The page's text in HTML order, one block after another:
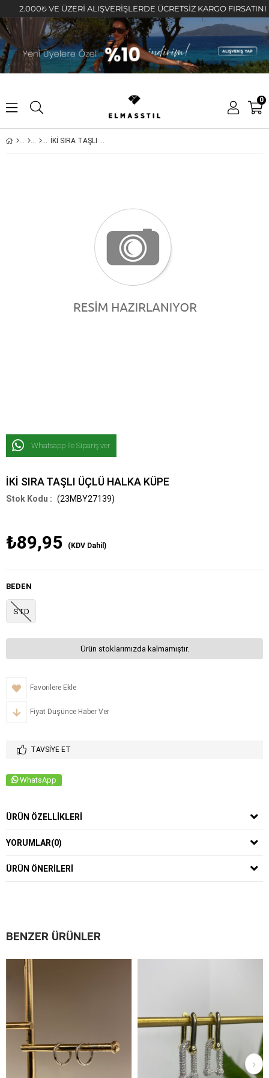
2.000₺ VE ÜZERİ ALIŞVERİŞLERDE ÜCRETSİZ KARGO FIRSATINI
0
İKİ SIRA TAŞLI ÜÇLÜ HALKA KÜPE
Whatsapp İle Sipariş ver
İKİ SIRA TAŞLI ÜÇLÜ HALKA KÜPE
(23MBY27139)
₺89,95 (KDV Dahil)
BEDEN
STD
Ürün stoklarımızda kalmamıştır.
Favorilere Ekle
Fiyat Düşünce Haber Ver
TAVSIYE ET
WhatsApp
ÜRÜN ÖZELLIKLERI
YORUMLAR(0)
ÜRÜN ÖNERILERI
BENZER ÜRÜNLER